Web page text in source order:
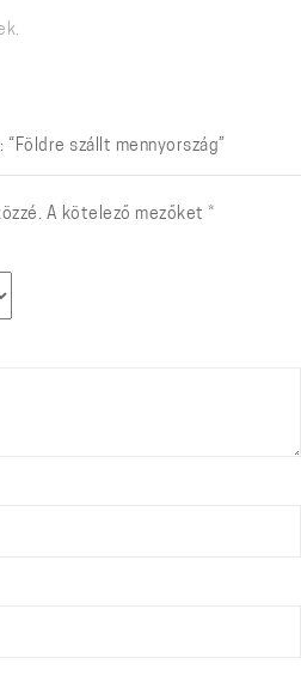
szállt mennyország”
A kötelező mezőket *